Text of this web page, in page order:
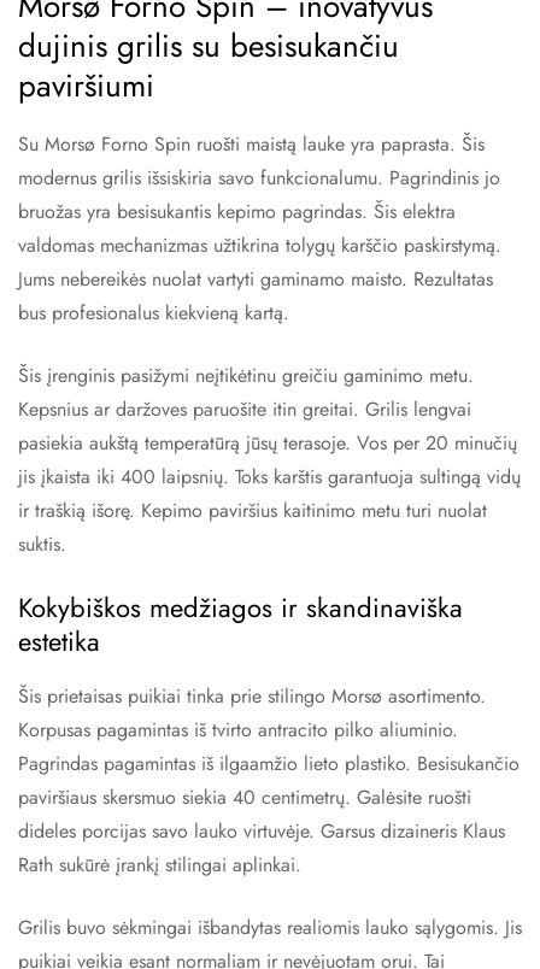
dujinis grilis su besisukančiu
paviršiumi
Su Morsø Forno Spin ruošti maistą lauke yra paprasta. Šis
modernus grilis išsiskiria savo funkcionalumu. Pagrindinis jo
bruožas yra besisukantis kepimo pagrindas. Šis elektra
valdomas mechanizmas užtikrina tolygų karščio paskirstymą.
Jums nebereikės nuolat vartyti gaminamo maisto. Rezultatas
bus profesionalus kiekvieną kartą.
Šis įrenginis pasižymi neįtikėtinu greičiu gaminimo metu.
Kepsnius ar daržoves paruošite itin greitai. Grilis lengvai
pasiekia aukštą temperatūrą jūsų terasoje. Vos per 20 minučių
jis įkaista iki 400 laipsnių. Toks karštis garantuoja sultingą vidų
ir traškią išorę. Kepimo paviršius kaitinimo metu turi nuolat
suktis.
Kokybiškos medžiagos ir skandinaviška
estetika
Šis prietaisas puikiai tinka prie stilingo Morsø asortimento.
Korpusas pagamintas iš tvirto antracito pilko aliuminio.
Pagrindas pagamintas iš ilgaamžio lieto plastiko. Besisukančio
paviršiaus skersmuo siekia 40 centimetrų. Galėsite ruošti
dideles porcijas savo lauko virtuvėje. Garsus dizaineris Klaus
Rath sukūrė įrankį stilingai aplinkai.
Grilis buvo sėkmingai išbandytas realiomis lauko sąlygomis. Jis
puikiai veikia esant normaliam ir nevėjuotam orui. Tai